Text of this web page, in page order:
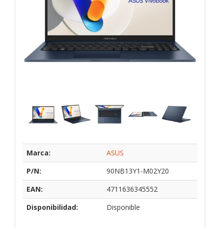
Marca:
ASUS
P/N:
90NB13Y1-M02Y20
EAN:
4711636345552
Disponibilidad:
Disponible